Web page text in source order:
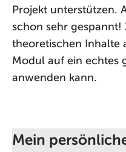
Projekt unterstützen.
schon sehr
theoretischen Inhalte
Modul auf ein echtes
anwenden kann.
Mein